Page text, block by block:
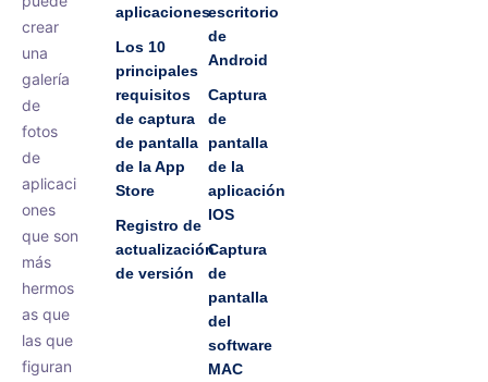
crear
una
galería
de
fotos
de
aplicaci
ones
que son
más
hermos
as que
las que
figuran
aplicaciones
Los 10
principales
requisitos
de captura
de pantalla
de la App
Store
Registro de
actualización
de versión
escritorio
de
Android
Captura
de
pantalla
de la
aplicación
IOS
Captura
de
pantalla
del
software
MAC